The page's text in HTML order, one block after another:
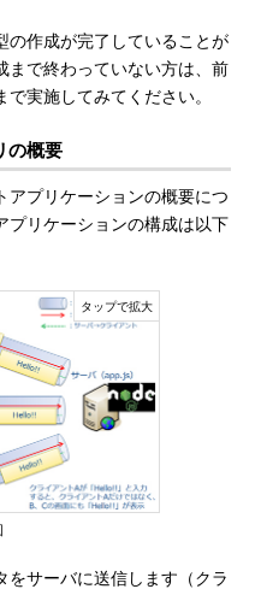
作成が完了していることが
まで終わっていない方は、前
実施してみてください。
の概要
プリケーションの概要につ
プリケーションの構成は以下
サーバに送信します（クラ